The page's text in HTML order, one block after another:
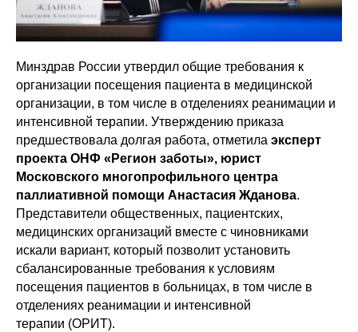
Минздрав России утвердил общие требования к
организации посещения пациента в медицинской
организации, в том числе в отделениях реанимации и
интенсивной терапии. Утверждению приказа
предшествовала долгая работа, отметила эксперт
проекта ОНФ «Регион заботы», юрист
Московского многопрофильного центра
паллиативной помощи Анастасия Жданова.
Представители общественных, пациентских,
медицинских организаций вместе с чиновниками
искали вариант, который позволит установить
сбалансированные требования к условиям
посещения пациентов в больницах, в том числе в
отделениях реанимации и интенсивной
терапии (ОРИТ).